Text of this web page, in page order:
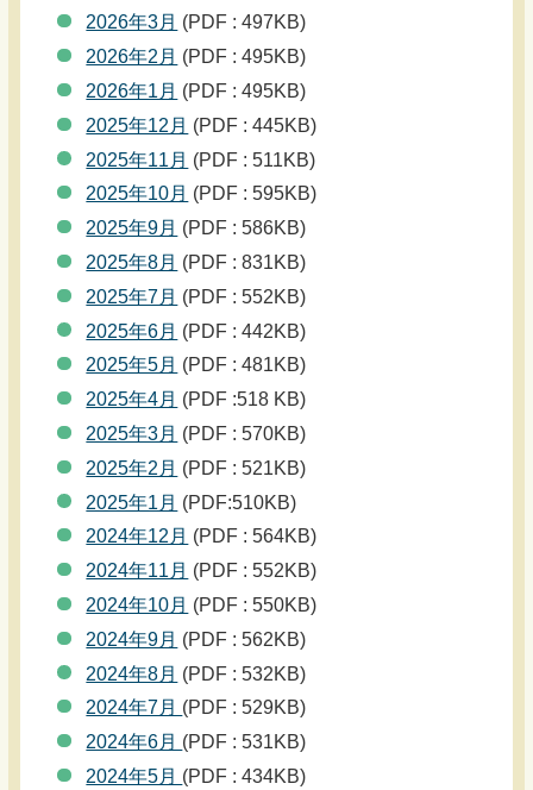
2026年3月 (PDF : 497KB)
2026年2月 (PDF : 495KB)
2026年1月 (PDF : 495KB)
2025年12月 (PDF : 445KB)
2025年11月 (PDF : 511KB)
2025年10月 (PDF : 595KB)
2025年9月 (PDF : 586KB)
2025年8月 (PDF : 831KB)
2025年7月 (PDF : 552KB)
2025年6月 (PDF : 442KB)
2025年5月 (PDF : 481KB)
2025年4月 (PDF :518 KB)
2025年3月 (PDF : 570KB)
2025年2月 (PDF : 521KB)
2025年1月 (PDF:510KB)
2024年12月 (PDF : 564KB)
2024年11月 (PDF : 552KB)
2024年10月 (PDF : 550KB)
2024年9月 (PDF : 562KB)
2024年8月 (PDF : 532KB)
2024年7月 (PDF : 529KB)
2024年6月 (PDF : 531KB)
2024年5月 (PDF : 434KB)